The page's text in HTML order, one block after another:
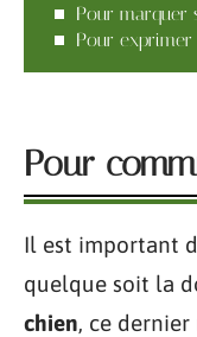
Pour marquer
Pour exprimer
Pour
Il est important
quelque soit la
chien, ce dernier